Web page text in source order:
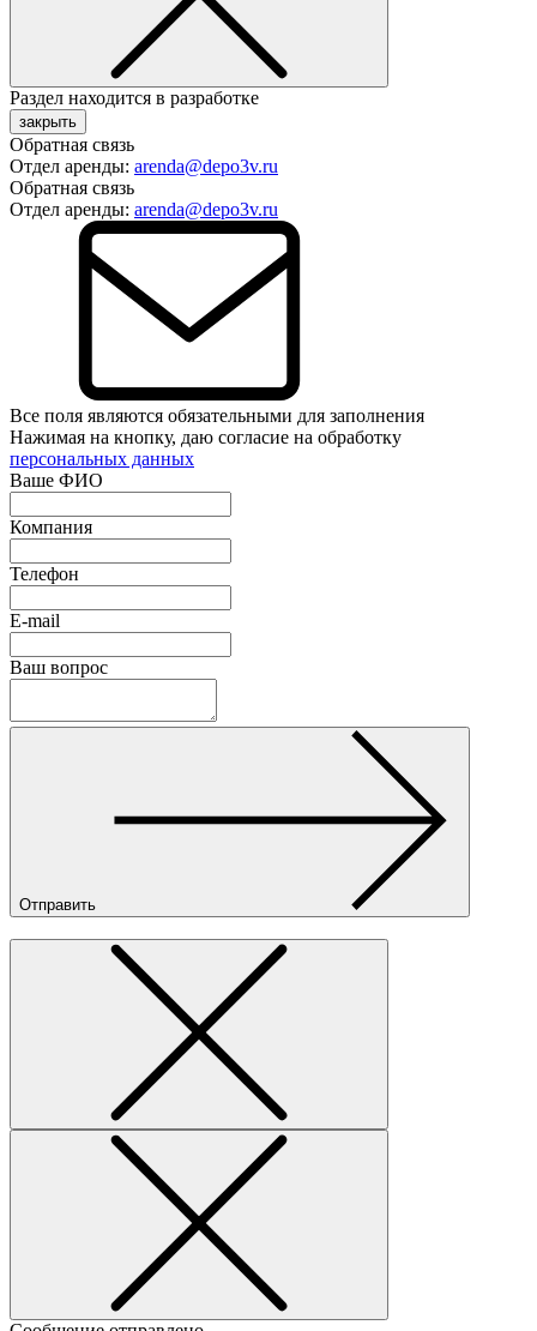
Раздел находится в разработке
закрыть
Обратная связь
Отдел аренды: arenda@depo3v.ru
Обратная связь
Отдел аренды: arenda@depo3v.ru
Все поля являются обязательными для заполнения
Нажимая на кнопку, даю согласие на обработку
персональных данных
Ваше ФИО
Компания
Телефон
E-mail
Ваш вопрос
Отправить